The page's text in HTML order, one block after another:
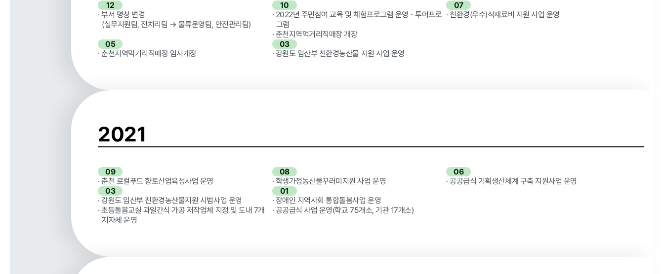
성희롱 · 성폭행 신고센터
12
· 부서 명칭 변경
(실무지원팀, 전처리팀 → 물류운영팀, 안전관리팀)
10
· 2022년 주민참여 교육 및 체험프로그램 운영 - 투어프로
그램
· 춘천지역먹거리직매장 개장
07
· 친환경(우수)식재료비 지원 사업 운영
05
· 춘천지역먹거리직매장 임시개장
03
· 강원도 임산부 친환경농산물 지원 사업 운영
2021
09
· 춘천 로컬푸드 향토산업육성사업 운영
08
· 학생가정농산물꾸러미지원 사업 운영
06
· 공공급식 기획생산체계 구축 지원사업 운영
03
· 강원도 임산부 친환경농산물지원 시범사업 운영
· 초등돌봄교실 과일간식 가공 저작업체 지정 및 도내 7개
지자체 운영
01
· 장애인 지역사회 통합돌봄사업 운영
· 공공급식 사업 운영(학교 75개소, 기관 17개소)